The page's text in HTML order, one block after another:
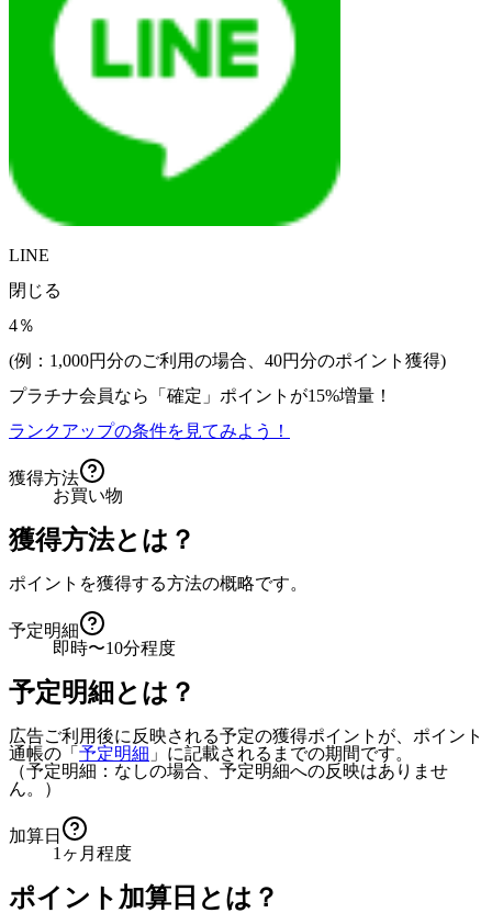
LINE
閉じる
4％
(例：1,000円分のご利用の場合、 40円分のポイント獲得)
プラチナ会員なら
「確定」 ポイントが15%増量！
ランクアップの条件を見てみよう！
獲得方法
お買い物
獲得方法とは？
ポイントを獲得する方法の概略です。
予定明細
即時〜10分程度
予定明細とは？
広告ご利用後に反映される予定の獲得ポイントが、ポイント
通帳の「 予定明細 」に記載されるまでの期間です。
（予定明細：なしの場合、予定明細への反映はありませ
ん。）
加算日
1ヶ月程度
ポイント加算日とは？